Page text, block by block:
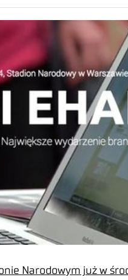
Narodowym już w